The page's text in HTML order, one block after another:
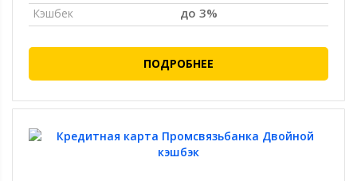
Кэшбек до 3%
ПОДРОБНЕЕ